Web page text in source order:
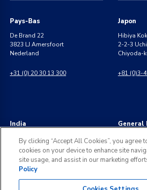
Pays-Bas
De Brand 22
3823 LJ Amersfoort
Nederland
+31 (0) 20 30 13 300
Japon
Hibiya
2-2-3
Chiyoda-
+81 (0)3-
India
8 Perungudi Industrial Estate
Perungudi, Chennai
600 096, India
General
+1 (888)
By clicking “Accept All Cookies”, you agree
cookies on your device to enhance site
site usage, and assist in our marketing
Policy